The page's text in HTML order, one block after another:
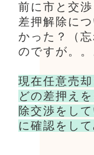
前に市と交
差押解除に
かった？（
のですが。。
現在任意売
どの差押え
除交渉をし
に確認をし